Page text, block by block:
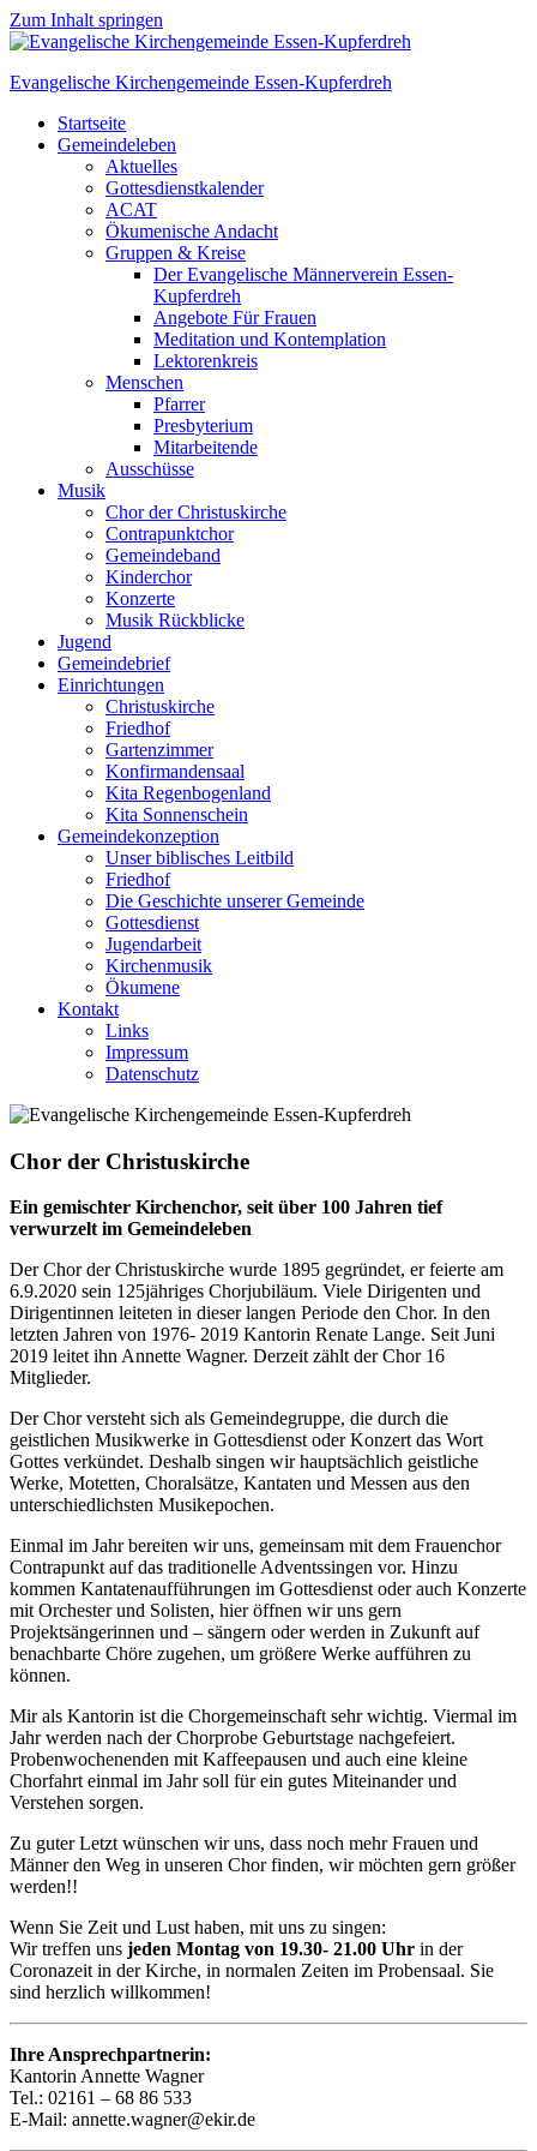
Zum Inhalt springen
Evangelische Kirchengemeinde Essen-Kupferdreh
Startseite
Gemeindeleben
Aktuelles
Gottesdienstkalender
ACAT
Ökumenische Andacht
Gruppen & Kreise
Der Evangelische Männerverein Essen-
Kupferdreh
Angebote Für Frauen
Meditation und Kontemplation
Lektorenkreis
Menschen
Pfarrer
Presbyterium
Mitarbeitende
Ausschüsse
Musik
Chor der Christuskirche
Contrapunktchor
Gemeindeband
Kinderchor
Konzerte
Musik Rückblicke
Jugend
Gemeindebrief
Einrichtungen
Christuskirche
Friedhof
Gartenzimmer
Konfirmandensaal
Kita Regenbogenland
Kita Sonnenschein
Gemeindekonzeption
Unser biblisches Leitbild
Friedhof
Die Geschichte unserer Gemeinde
Gottesdienst
Jugendarbeit
Kirchenmusik
Ökumene
Kontakt
Links
Impressum
Datenschutz
Chor der Christuskirche
Ein gemischter Kirchenchor, seit über 100 Jahren tief
verwurzelt im Gemeindeleben
Der Chor der Christuskirche wurde 1895 gegründet, er feierte am
6.9.2020 sein 125jähriges Chorjubiläum. Viele Dirigenten und
Dirigentinnen leiteten in dieser langen Periode den Chor. In den
letzten Jahren von 1976- 2019 Kantorin Renate Lange. Seit Juni
2019 leitet ihn Annette Wagner. Derzeit zählt der Chor 16
Mitglieder.
Der Chor versteht sich als Gemeindegruppe, die durch die
geistlichen Musikwerke in Gottesdienst oder Konzert das Wort
Gottes verkündet. Deshalb singen wir hauptsächlich geistliche
Werke, Motetten, Choralsätze, Kantaten und Messen aus den
unterschiedlichsten Musikepochen.
Einmal im Jahr bereiten wir uns, gemeinsam mit dem Frauenchor
Contrapunkt auf das traditionelle Adventssingen vor. Hinzu
kommen Kantatenaufführungen im Gottesdienst oder auch Konzerte
mit Orchester und Solisten, hier öffnen wir uns gern
Projektsängerinnen und – sängern oder werden in Zukunft auf
benachbarte Chöre zugehen, um größere Werke aufführen zu
können.
Mir als Kantorin ist die Chorgemeinschaft sehr wichtig. Viermal im
Jahr werden nach der Chorprobe Geburtstage nachgefeiert.
Probenwochenenden mit Kaffeepausen und auch eine kleine
Chorfahrt einmal im Jahr soll für ein gutes Miteinander und
Verstehen sorgen.
Zu guter Letzt wünschen wir uns, dass noch mehr Frauen und
Männer den Weg in unseren Chor finden, wir möchten gern größer
werden!!
Wenn Sie Zeit und Lust haben, mit uns zu singen:
Wir treffen uns jeden Montag von 19.30- 21.00 Uhr in der
Coronazeit in der Kirche, in normalen Zeiten im Probensaal. Sie
sind herzlich willkommen!
Ihre Ansprechpartnerin:
Kantorin Annette Wagner
Tel.: 02161 – 68 86 533
E-Mail: annette.wagner@ekir.de